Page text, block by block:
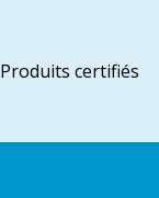
Produits certifiés